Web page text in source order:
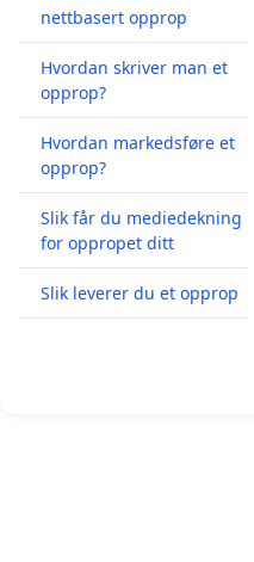
nettbasert opprop
Hvordan skriver man et
opprop?
Hvordan markedsføre et
opprop?
Slik får du mediedekning
for oppropet ditt
Slik leverer du et opprop